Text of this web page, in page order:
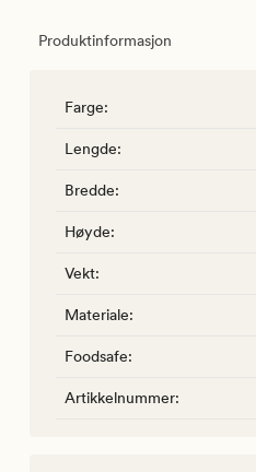
Produktinformasjon
Farge:
Lengde:
Bredde:
Høyde:
Vekt:
Materiale:
Foodsafe:
Artikkelnummer: